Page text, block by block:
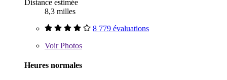
Distance estimée
8,3 milles
8 779 évaluations
VoirPhotos
Heures normales